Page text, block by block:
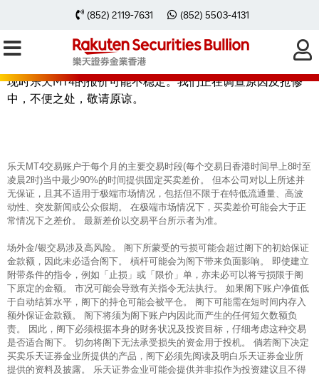
(852) 2119-7631 (852) 5503-4131
【重要通知】乐天MT4报价不稳定
现时乐天MT4的报价可能不稳定。我们正在调查原因及抢修
中，不便之处，敬请原谅。
乐天MT4交易账户于每个月的主要交易时段(每个交易日香港时间早上8时至
凌晨2时)当中最少90%的时间提供固定买卖差价。 但本公司对以上所述并
无保证，且其不适用于极端市场情况，包括但不限于在特低流通量、高波
动性、突发新闻或公众假期。 在极端市场情况下，买卖差价可能会大于正
常情况下之差价。 最新差价以交易平台所示者为准。
场外金/银交易涉及高风险。 阁下所蒙受的亏损可能会超过阁下的初始保证
金款额，因此未必适合阁下。 槓杆可能会为阁下带来负面影响。 即使建立
附带条件的指令，例如「止损」或「限价」单，亦未必可以将亏损限于阁
下原定的金额。 市况可能会导致有关指令无法执行。 如果阁下账户净值低
于自动结算水平，阁下的持仓可能会被平仓。 阁下可能需在短时间内存入
额外保证金款额。 阁下将须为阁下账户内因此而产生的任何短欠数额负
责。 因此，阁下必须根据本身的财务状况及投资目标，仔细考虑这种交易
是否适合阁下。 切勿将阁下无法承受损失的资金用于投机。 倘若阁下决定
买卖乐天证券金业所提供的产品，阁下必须先阅读及明白乐天证券金业所
提供的资料及披露。 乐天证券金业可能会提供并非拟作为投资建议且不得